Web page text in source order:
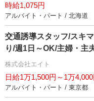
時給1,075円
アルバイト・パート / 北海道
交通誘導スタッフ/スキ
り/週1日～OK/主婦・主
株式会社エイト
日給1万1,500円～1万
アルバイト・パート / 東京都